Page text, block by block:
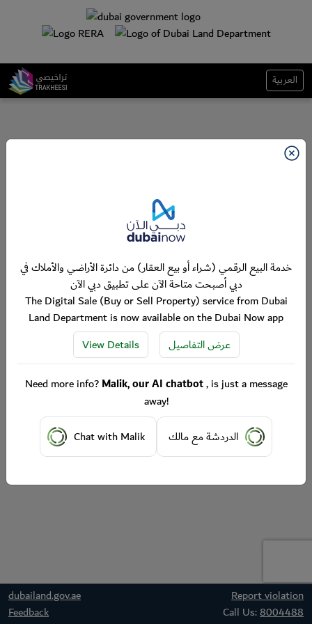
العربية
dubailand.gov.ae
Report violation
Feedback
Call Us:8004488
خدمة البيع الرقمي (شراء أو بيع العقار) من دائرة الأراضي والأملاك في
دبي أصبحت متاحة الآن على تطبيق دبي الآن
The Digital Sale (Buy or Sell Property) service from Dubai
Land Department is now available on the Dubai Now app
View Details
عرض التفاصيل
Need more info?Malik, our AI chatbot, is just a message
away!
Chat with Malik
الدردشة مع مالك